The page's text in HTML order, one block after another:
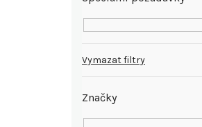
Značky
Vymazat filtry